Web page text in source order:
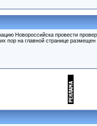
Новороссийска провести
пор на главной странице